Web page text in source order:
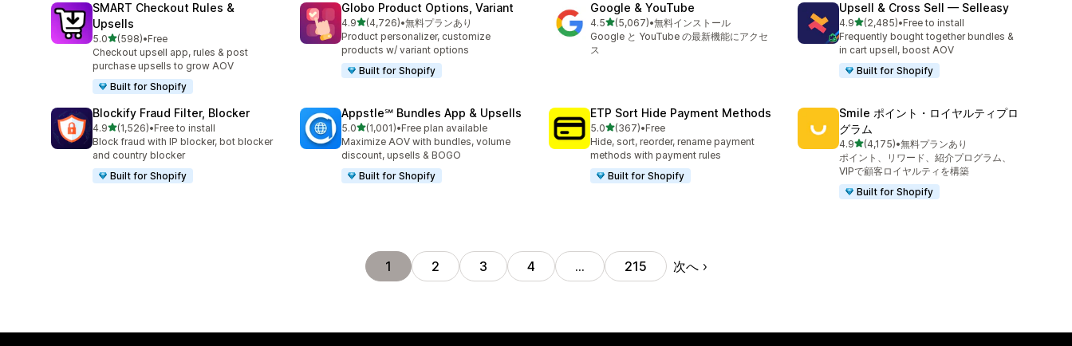
SMART Checkout Rules &
Upsells
5.05つ星中
(598)
合計レビュー数：598件
•Free
Checkout upsell app, rules & post
purchase upsells to grow AOV
Built for Shopify
Globo Product Options, Variant
4.95つ星中
(4,726)
合計レビュー数：4726件
•無料プランあり
Product personalizer, customize
products w/ variant options
Built for Shopify
Google & YouTube
4.55つ星中
(5,067)
合計レビュー数：5067件
•無料インストール
Google と YouTube の最新機能にアクセ
ス
Upsell & Cross Sell — Selleasy
4.95つ星中
(2,485)
合計レビュー数：2485件
•Free to install
Frequently bought together bundles &
in cart upsell, boost AOV
Built for Shopify
Blockify Fraud Filter, Blocker
4.95つ星中
(1,526)
合計レビュー数：1526件
•Free to install
Block fraud with IP blocker, bot blocker
and country blocker
Built for Shopify
Appstle℠ Bundles App & Upsells
5.05つ星中
(1,001)
合計レビュー数：1001件
•Free plan available
Maximize AOV with bundles, volume
discount, upsells & BOGO
Built for Shopify
ETP Sort Hide Payment Methods
5.05つ星中
(367)
合計レビュー数：367件
•Free
Hide, sort, reorder, rename payment
methods with payment rules
Built for Shopify
Smile ポイント・ロイヤルティプロ
グラム
4.95つ星中
(4,175)
合計レビュー数：4175件
•無料プランあり
ポイント、リワード、紹介プログラム、
VIPで顧客ロイヤルティを構築
Built for Shopify
1 2 3 4 … 215 次へ